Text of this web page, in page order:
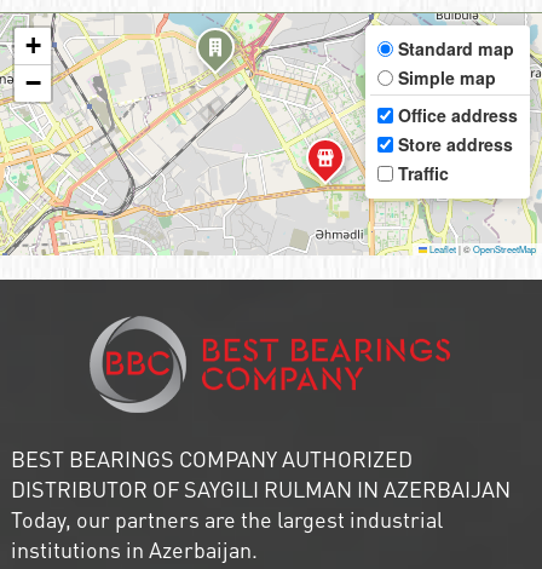
+
−
Standard map
Simple map
Office address
Store address
Traffic
Leaflet|©OpenStreetMap
BEST BEARINGS COMPANY AUTHORIZED
DISTRIBUTOR OF SAYGILI RULMAN IN AZERBAIJAN
Today, our partners are the largest industrial
institutions in Azerbaijan.